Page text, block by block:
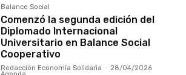
Balance Social
Comenzó la segunda edición del
Diplomado Internacional
Universitario en Balance Social
Cooperativo
Redacción Economía Solidaria - 28/04/2026